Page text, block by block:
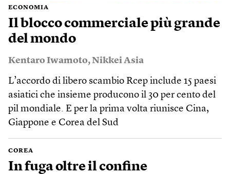
ECONOMIA
Il blocco commerciale più grande
del mondo
Kentaro Iwamoto,Nikkei Asia
L’accordo di libero scambio Rcep include 15 paesi
asiatici che insieme producono il 30 per cento del
pil mondiale. E per la prima volta riunisce Cina,
Giappone e Corea del Sud
COREA
In fuga oltre il confine